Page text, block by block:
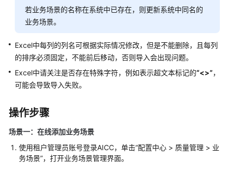
置
移
客
服
配
媒
体
道
若业务场景的名称在系统中已存在，则更新系统中同名的
业务场景。
Excel中每列的列名可根据实际情况修改，但是不能删除，且每列
的排序必须固定，不能前后移动，否则导入会出现问题。
Excel中请关注是否存在特殊字符，例如表示超文本标记的“<>”，
可能会导致导入失败。
操作步骤
场景一：在线添加业务场景
使用租户管理员账号登录AICC，单击“配置中心 > 质量管理 > 业
务场景”，打开业务场景管理界面。